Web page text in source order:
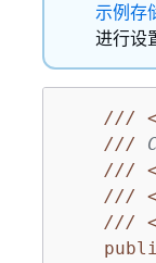
示例存
进行设
///
///
///
///
///